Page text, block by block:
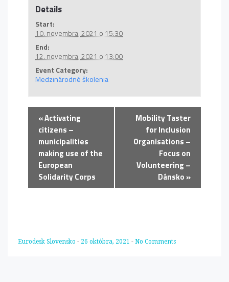
Details
Start:
10. novembra, 2021 o 15:30
End:
12. novembra, 2021 o 13:00
Event Category:
Medzinárodné školenia
«Activating
citizens –
municipalities
making use of the
European
Solidarity Corps
Mobility Taster
for Inclusion
Organisations –
Focus on
Volunteering –
Dánsko »
Eurodesk Slovensko - 26 októbra, 2021 - No Comments